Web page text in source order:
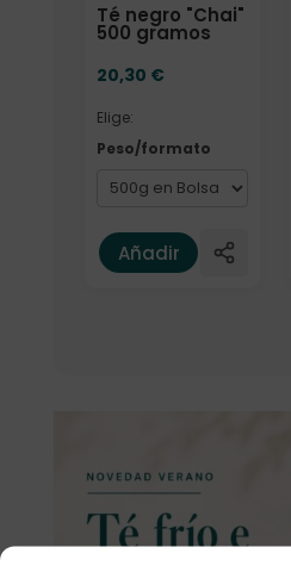
Té negro "Chai"
500 gramos
20,30 €
Elige:
Peso/formato
Añadir